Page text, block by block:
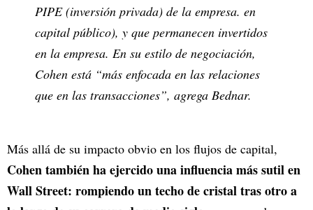
PIPE (inversión privada) de la empresa. en
capital público), y que permanecen invertidos
en la empresa. En su estilo de negociación,
Cohen está “más enfocada en las relaciones
que en las transacciones”, agrega Bednar.
Más allá de su impacto obvio en los flujos de capital,
Cohen también ha ejercido una influencia más sutil en
Wall Street: rompiendo un techo de cristal tras otro a